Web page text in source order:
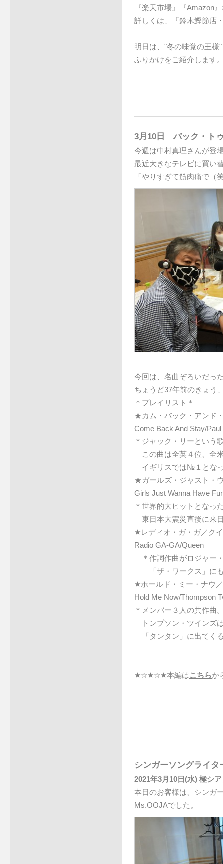
『楽天市場』『Amazon
詳しくは、『鈴木鰹節店
明日は、"冬の味覚の王様
ふりかけをご紹介します
3月10日 バック・ト
今週は中村真理さんが登
最近大きなテレビに買い
「やりすぎて筋肉痛で（
今回は、名曲ぞろいだっ
ちょうど37年前のきょう
＊プレイリスト＊
★カム・バック・アンド
Come Back And Stay/Paul
＊ジャック・リーという
この曲は全英４位、全
イギリスでは№１となっ
★ガールズ・ジャスト・
Girls Just Wanna Have
＊世界的大ヒットとなっ
東日本大震災直後に来
★レディオ・ガ・ガ／ク
Radio GA-GA/Queen
＊作詞作曲がロジャー
「ザ・ワークス」にも
★ホールド・ミー・ナウ
Hold Me Now/Thompson
＊メンバー３人の共作曲
トンプソン・ツインズ
「タンタン」に出てく
★☆★☆★本編はこちらか
シンガーソングライタ
2021年3月10日(水) 極シ
本日のお客様は、シンガ
Ms.OOJAでした。